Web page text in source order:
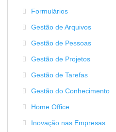
Formulários
Gestão de Arquivos
Gestão de Pessoas
Gestão de Projetos
Gestão de Tarefas
Gestão do Conhecimento
Home Office
Inovação nas Empresas